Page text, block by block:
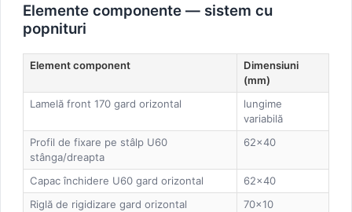
Elemente componente — sistem cu
popnituri
Element component
Dimensiuni
(mm)
Lamelă front 170 gard orizontal
lungime
variabilă
Profil de fixare pe stâlp U60
stânga/dreapta
62×40
Capac închidere U60 gard orizontal
62×40
Riglă de rigidizare gard orizontal
70×10